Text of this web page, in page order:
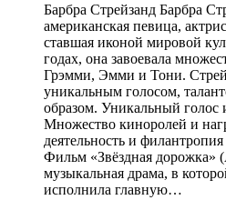
Барбра Стрейзанд Барбра
американская певица,
ставшая иконой мировой
годах, она завоевала
Грэмми, Эмми и Тони.
уникальным голосом,
образом. Уникальный голос
Множество киноролей и
деятельность и
Фильм «Звёздная дорожка»
музыкальная драма, в
исполнила главную…